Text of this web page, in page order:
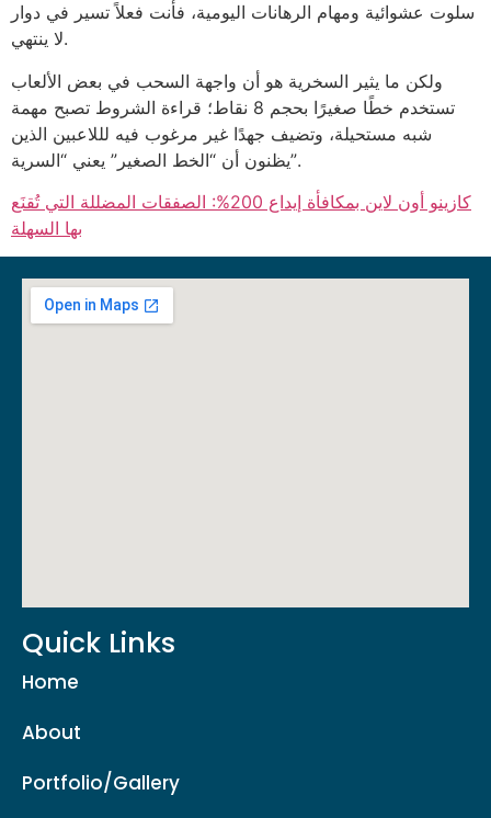
سلوت عشوائية ومهام الرهانات اليومية، فأنت فعلاً تسير في دوار
لا ينتهي.
ولكن ما يثير السخرية هو أن واجهة السحب في بعض الألعاب
تستخدم خطًا صغيرًا بحجم 8 نقاط؛ قراءة الشروط تصبح مهمة
شبه مستحيلة، وتضيف جهدًا غير مرغوب فيه لللاعبين الذين
يظنون أن “الخط الصغير” يعني “السرية”.
كازينو أون لاين بمكافأة إيداع 200%: الصفقات المضللة التي تُقنَع
بها السهلة
Quick Links
Home
About
Portfolio/Gallery